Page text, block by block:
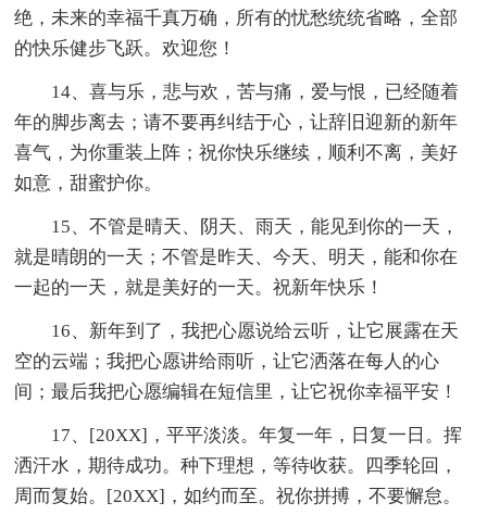
绝，未来的幸福千真万确，所有的忧愁统统省略，全部
的快乐健步飞跃。欢迎您！
14、喜与乐，悲与欢，苦与痛，爱与恨，已经随着
年的脚步离去；请不要再纠结于心，让辞旧迎新的新年
喜气，为你重装上阵；祝你快乐继续，顺利不离，美好
如意，甜蜜护你。
15、不管是晴天、阴天、雨天，能见到你的一天，
就是晴朗的一天；不管是昨天、今天、明天，能和你在
一起的一天，就是美好的一天。祝新年快乐！
16、新年到了，我把心愿说给云听，让它展露在天
空的云端；我把心愿讲给雨听，让它洒落在每人的心
间；最后我把心愿编辑在短信里，让它祝你幸福平安！
17、[20XX]，平平淡淡。年复一年，日复一日。挥
洒汗水，期待成功。种下理想，等待收获。四季轮回，
周而复始。[20XX]，如约而至。祝你拼搏，不要懈怠。